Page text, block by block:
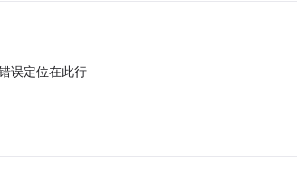
误定位在此行